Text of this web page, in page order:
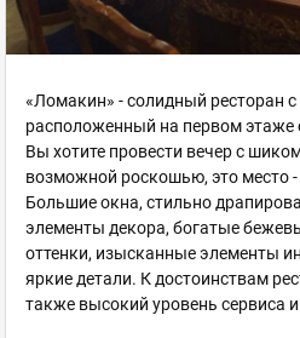
«Ломакин» - солидный ресторан
расположенный на первом этаже
Вы хотите провести вечер с
возможной роскошью, это место
Большие окна, стильно
элементы декора, богатые
оттенки, изысканные элементы
яркие детали. К достоинствам
также высокий уровень сервиса